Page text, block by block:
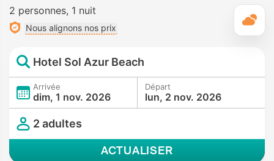
2 personnes 1 nuit
Nous alignons nos prix
Hotel Sol Azur Beach
Arrivée
dim, 1 nov. 2026
Départ
lun, 2 nov. 2026
2 adultes
ACTUALISER